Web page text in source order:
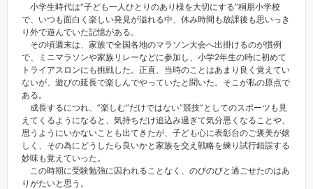
小学生時代は“子ども一人ひとりのあり様を大切にする”桐朋小学校
で、いつも面白く楽しい発見が溢れる中、休み時間も放課後も思いっき
り外で遊んでいた記憶がある。
その頃週末は、家族で全国各地のマラソン大会へ出掛けるのが慣例
で、ミニマラソンや家族リレーなどに参加し、小学2年生の時に初めて
トライアスロンにも挑戦した。正直、当時のことはあまり良く覚えてい
ないが、遊びの延長で楽しんでやっていたと聞いた。そこが私の原点で
ある。
成長するにつれ、“楽しむ”だけではない“競技”としてのスポーツも見
えてくるようになると、気持ちだけ追込み過ぎて気分悪くなることや、
思うようにいかないことも出てきたが、子ども心に表彰台のご褒美が嬉
しく、その為にどうしたら良いかと家族を交え戦略を練り試行錯誤する
妙味も覚えていった。
この時期に受験勉強に囚われることなく、のびのびと過ごせたのはあ
りがたいと思う。